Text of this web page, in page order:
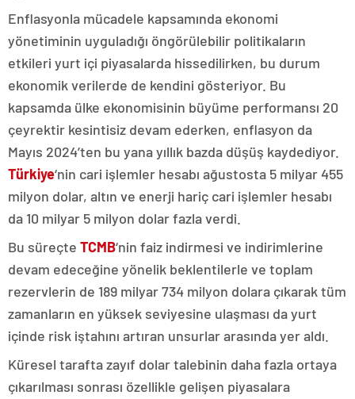
Enflasyonla mücadele kapsamında ekonomi
yönetiminin uyguladığı öngörülebilir politikaların
etkileri yurt içi piyasalarda hissedilirken, bu durum
ekonomik verilerde de kendini gösteriyor. Bu
kapsamda ülke ekonomisinin büyüme performansı 20
çeyrektir kesintisiz devam ederken, enflasyon da
Mayıs 2024’ten bu yana yıllık bazda düşüş kaydediyor.
Türkiye‘nin cari işlemler hesabı ağustosta 5 milyar 455
milyon dolar, altın ve enerji hariç cari işlemler hesabı
da 10 milyar 5 milyon dolar fazla verdi.
Bu süreçte TCMB‘nin faiz indirmesi ve indirimlerine
devam edeceğine yönelik beklentilerle ve toplam
rezervlerin de 189 milyar 734 milyon dolara çıkarak tüm
zamanların en yüksek seviyesine ulaşması da yurt
içinde risk iştahını artıran unsurlar arasında yer aldı.
Küresel tarafta zayıf dolar talebinin daha fazla ortaya
çıkarılması sonrası özellikle gelişen piyasalara